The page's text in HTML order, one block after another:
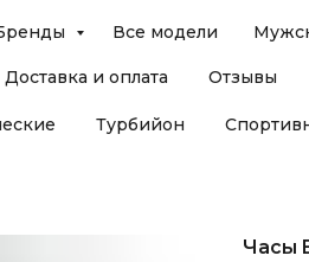
Доставка и оплата Отзывы
Все модели
Турбийон
Часы